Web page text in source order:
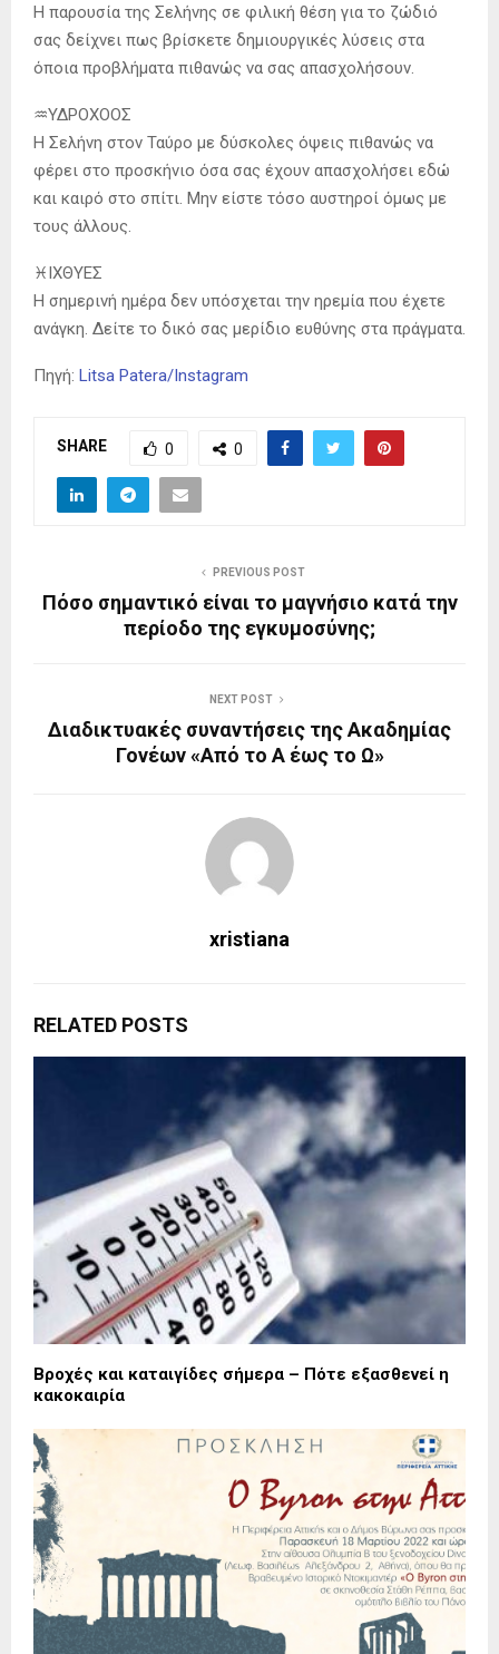
Η παρουσία της Σελήνης σε φιλική θέση για το ζώδιό
σας δείχνει πως βρίσκετε δημιουργικές λύσεις στα
όποια προβλήματα πιθανώς να σας απασχολήσουν.
♒️ΥΔΡΟΧΟΟΣ
Η Σελήνη στον Ταύρο με δύσκολες όψεις πιθανώς να
φέρει στο προσκήνιο όσα σας έχουν απασχολήσει εδώ
και καιρό στο σπίτι. Μην είστε τόσο αυστηροί όμως με
τους άλλους.
♓️ΙΧΘΥΕΣ
Η σημερινή ημέρα δεν υπόσχεται την ηρεμία που έχετε
ανάγκη. Δείτε το δικό σας μερίδιο ευθύνης στα πράγματα.
Πηγή: Litsa Patera/Instagram
SHARE 0 0
PREVIOUS POST
Πόσο σημαντικό είναι το μαγνήσιο κατά την
περίοδο της εγκυμοσύνης;
NEXT POST
Διαδικτυακές συναντήσεις της Ακαδημίας
Γονέων «Από το Α έως το Ω»
xristiana
RELATED POSTS
Βροχές και καταιγίδες σήμερα – Πότε εξασθενεί η
κακοκαιρία